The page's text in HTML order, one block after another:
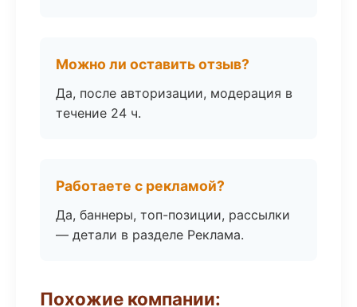
Можно ли оставить отзыв?
Да, после авторизации, модерация в
течение 24 ч.
Работаете с рекламой?
Да, баннеры, топ-позиции, рассылки
— детали в разделе Реклама.
Похожие компании: